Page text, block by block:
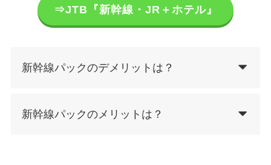
⇒JTB『新幹線・JR＋ホテル』
新幹線パックのデメリットは？
新幹線パックのメリットは？